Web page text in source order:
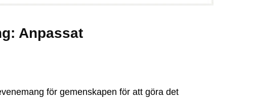
Anpassat
för gemenskapen för att göra det